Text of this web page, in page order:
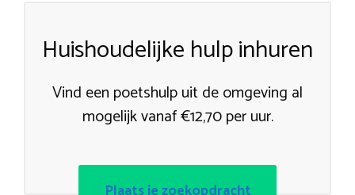
Huishoudelijke hulp inhuren
Vind een poetshulp uit de omgeving al
mogelijk vanaf €12,70 per uur.